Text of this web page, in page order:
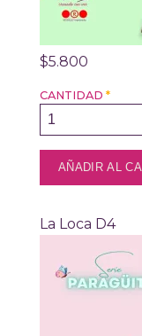
$5.800
CANTIDAD *
La Loca D4